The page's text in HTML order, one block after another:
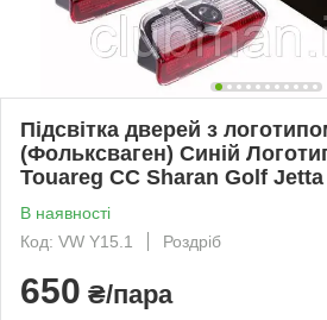
Підсвітка дверей з
(Фольксваген) Синій
Touareg CC Sharan Golf Jetta
В наявності
Код: VW Y15.1
Роздріб
650 ₴/пара